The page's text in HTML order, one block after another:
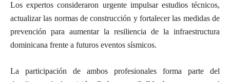
Los expertos consideraron urgente impulsar estudios técnicos,
actualizar las normas de construcción y fortalecer las medidas de
prevención para aumentar la resiliencia de la infraestructura
dominicana frente a futuros eventos sísmicos.
La participación de ambos profesionales forma parte del